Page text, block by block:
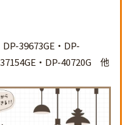
39673GE・DP-
・DP-40720G 他